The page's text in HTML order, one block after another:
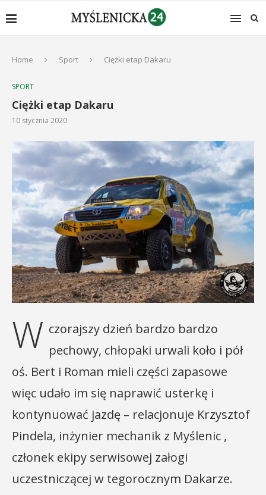
Home Sport Ciężki etap Dakaru
SPORT
Ciężki etap Dakaru
10 stycznia 2020
W czorajszy dzień bardzo bardzo
pechowy, chłopaki urwali koło i pół
oś. Bert i Roman mieli części zapasowe
więc udało im się naprawić usterkę i
kontynuować jazdę – relacjonuje Krzysztof
Pindela, inżynier mechanik z Myślenic ,
członek ekipy serwisowej załogi
uczestniczącej w tegorocznym Dakarze.